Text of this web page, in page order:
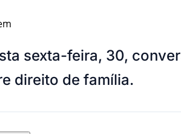
sexta-feira, 30,
direito de família.